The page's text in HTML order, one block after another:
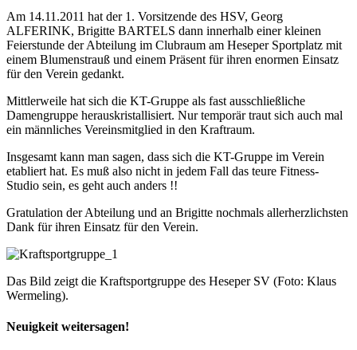
Am 14.11.2011 hat der 1. Vorsitzende des HSV, Georg
ALFERINK, Brigitte BARTELS dann innerhalb einer kleinen
Feierstunde der Abteilung im Clubraum am Heseper Sportplatz mit
einem Blumenstrauß und einem Präsent für ihren enormen Einsatz
für den Verein gedankt.
Mittlerweile hat sich die KT-Gruppe als fast ausschließliche
Damengruppe herauskristallisiert. Nur temporär traut sich auch mal
ein männliches Vereinsmitglied in den Kraftraum.
Insgesamt kann man sagen, dass sich die KT-Gruppe im Verein
etabliert hat. Es muß also nicht in jedem Fall das teure Fitness-
Studio sein, es geht auch anders !!
Gratulation der Abteilung und an Brigitte nochmals allerherzlichsten
Dank für ihren Einsatz für den Verein.
Das Bild zeigt die Kraftsportgruppe des Heseper SV (Foto: Klaus
Wermeling).
Neuigkeit weitersagen!